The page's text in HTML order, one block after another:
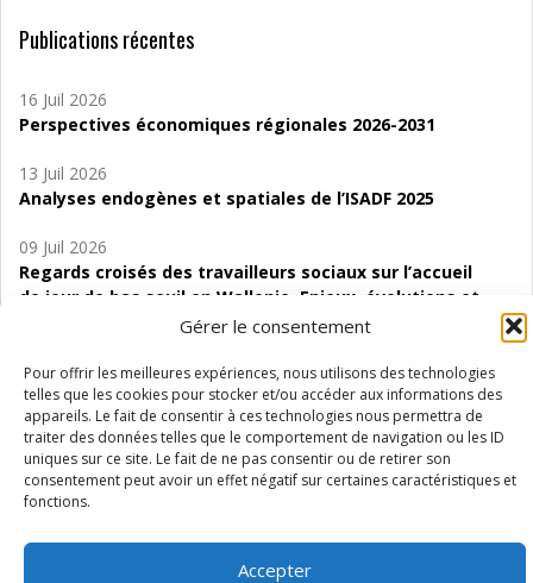
Gérer le consentement
Pour offrir les meilleures expériences, nous utilisons des technologies
telles que les cookies pour stocker et/ou accéder aux informations des
appareils. Le fait de consentir à ces technologies nous permettra de
traiter des données telles que le comportement de navigation ou les ID
uniques sur ce site. Le fait de ne pas consentir ou de retirer son
consentement peut avoir un effet négatif sur certaines caractéristiques et
fonctions.
Accepter
Publications récentes
16 Juil 2026
Perspectives économiques régionales 2026-2031
13 Juil 2026
Analyses endogènes et spatiales de l’ISADF 2025
09 Juil 2026
Regards croisés des travailleurs sociaux sur l’accueil
de jour de bas seuil en Wallonie. Enjeux, évolutions et
06 Juil 2026
Étude d’évaluabilité des Structures
d’accompagnement à l’autocréation d’emploi (SAACE)
01 Juil 2026
Pénurie du personnel infirmier :quels indicateurs
Wallonie ?